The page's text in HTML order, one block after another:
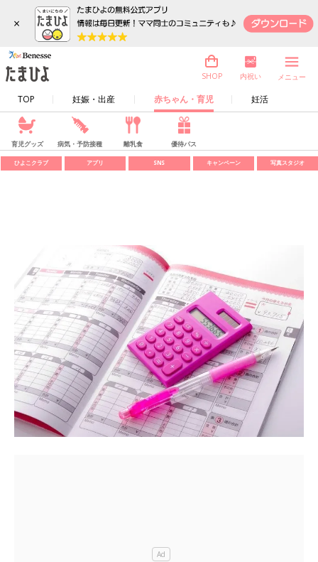
×
TOP 妊娠・出産 赤ちゃん・育児 妊活
SHOP 内祝い メニュー
育児グッズ 病気・予防接種 離乳食 優待パス
ひよこクラブ アプリ SNS キャンペーン 写真スタジオ